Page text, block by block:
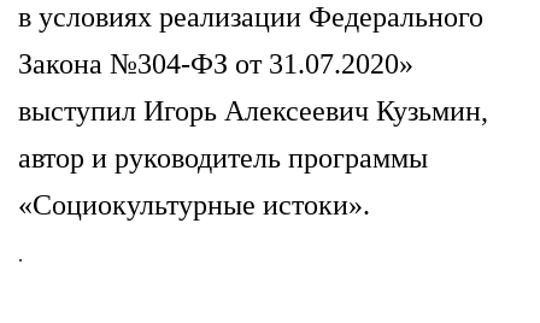
в условиях реализации Федерального
Закона №304-ФЗ от 31.07.2020»
выступил Игорь Алексеевич Кузьмин,
автор и руководитель программы
«Социокультурные истоки».
.